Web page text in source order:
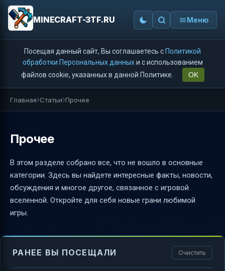
MINECRAFT-3TF.RU Меню
Посещая данный сайт, Вы соглашаетесь с Политикой
обработки Персональных данныхи с использованием
файлов cookie, указанных в данной Политике.
OK
Главная Статьи Прочее
Прочее
В этом разделе собрано все, что не вошло в основные
категории. Здесь вы найдете интересные факты, новости,
обсуждения и многое другое, связанное с игровой
вселенной. Откройте для себя новые грани любимой
игры.
РАНЕЕ ВЫ ПОСЕЩАЛИ Очистить